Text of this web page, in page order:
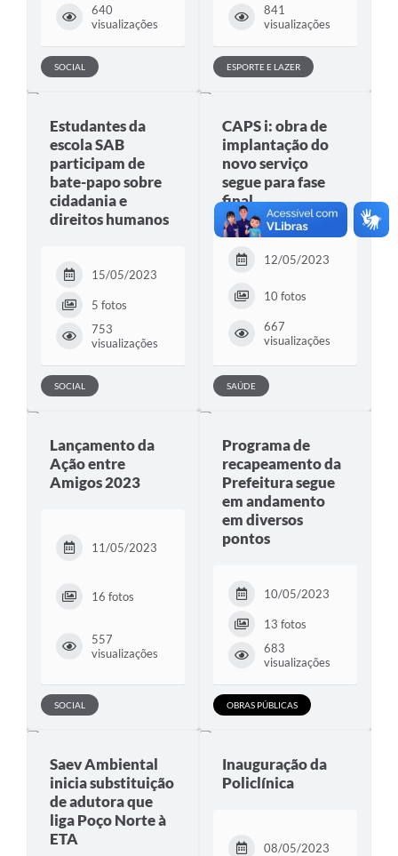
Emprega
640
visualizações
SOCIAL
841
visualizações
ESPORTE E LAZER
Estudantes da
escola SAB
participam de
bate-papo sobre
cidadania e
direitos humanos
15/05/2023
5 fotos
753
visualizações
SOCIAL
CAPS i: obra de
implantação do
novo serviço
segue para fase
final
12/05/2023
10 fotos
667
visualizações
SAÚDE
Lançamento da
Ação entre
Amigos 2023
11/05/2023
16 fotos
557
visualizações
SOCIAL
Programa de
recapeamento da
Prefeitura segue
em andamento
em diversos
pontos
10/05/2023
13 fotos
683
visualizações
OBRAS PÚBLICAS
Saev Ambiental
inicia substituição
de adutora que
liga Poço Norte à
ETA
Inauguração da
Policlínica
08/05/2023